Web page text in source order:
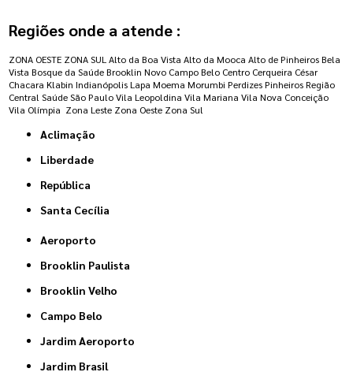
Regiões onde a atende :
ZONA OESTE ZONA SUL Alto da Boa Vista Alto da Mooca Alto de Pinheiros Bela
Vista Bosque da Saúde Brooklin Novo Campo Belo Centro Cerqueira César
Chacara Klabin Indianópolis Lapa Moema Morumbi Perdizes Pinheiros Região
Central Saúde São Paulo Vila Leopoldina Vila Mariana Vila Nova Conceição
Vila Olímpia Zona Leste Zona Oeste Zona Sul
Aclimação
Liberdade
República
Santa Cecília
Aeroporto
Brooklin Paulista
Brooklin Velho
Campo Belo
Jardim Aeroporto
Jardim Brasil